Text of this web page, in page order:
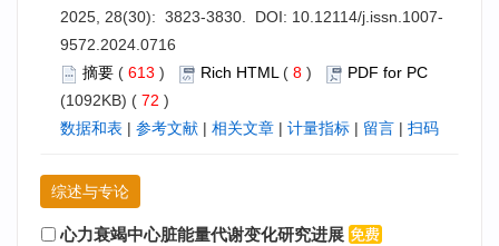
2025, 28(30): 3823-3830. DOI: 10.12114/j.issn.1007-
9572.2024.0716
摘要 ( 613 ) Rich HTML( 8 )
PDF for PC
(1092KB) ( 72 )
数据和表 | 参考文献 | 相关文章 | 计量指标 | 留言 | 扫码
综述与专论
心力衰竭中心脏能量代谢变化研究进展